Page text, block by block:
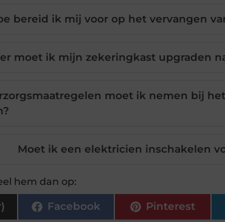
bereid ik mij voor op het vervangen
moet ik mijn zekeringkast upgraden
moet ik nemen bij
Moet ik een elektricien inschakelen
hem dan op:
Facebook Pinterest